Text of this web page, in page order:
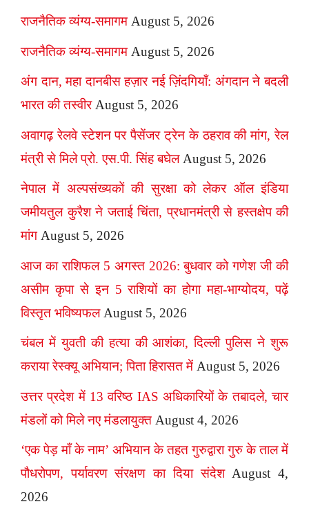
राजनैतिक व्यंग्य-समागम August 5, 2026
राजनैतिक व्यंग्य-समागम August 5, 2026
अंग दान, महा दानबीस हज़ार नई ज़िंदगियाँ: अंगदान ने बदली
भारत की तस्वीर August 5, 2026
अवागढ़ रेलवे स्टेशन पर पैसेंजर ट्रेन के ठहराव की मांग, रेल
मंत्री से मिले प्रो. एस.पी. सिंह बघेल August 5, 2026
नेपाल में अल्पसंख्यकों की सुरक्षा को लेकर ऑल इंडिया
जमीयतुल कुरैश ने जताई चिंता, प्रधानमंत्री से हस्तक्षेप की
मांग August 5, 2026
आज का राशिफल 5 अगस्त 2026: बुधवार को गणेश जी की
असीम कृपा से इन 5 राशियों का होगा महा-भाग्योदय, पढ़ें
विस्तृत भविष्यफल August 5, 2026
चंबल में युवती की हत्या की आशंका, दिल्ली पुलिस ने शुरू
कराया रेस्क्यू अभियान; पिता हिरासत में August 5, 2026
उत्तर प्रदेश में 13 वरिष्ठ IAS अधिकारियों के तबादले, चार
मंडलों को मिले नए मंडलायुक्त August 4, 2026
‘एक पेड़ माँ के नाम’ अभियान के तहत गुरुद्वारा गुरु के ताल में
पौधरोपण, पर्यावरण संरक्षण का दिया संदेश August 4,
2026